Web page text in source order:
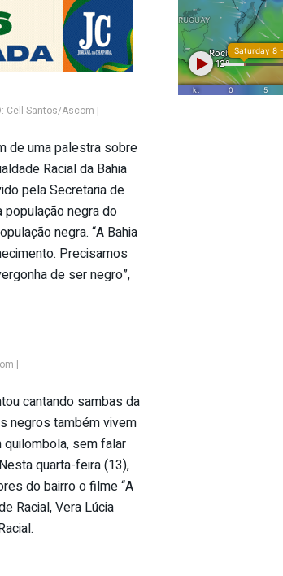
Cell Santos/Ascom |
de uma palestra sobre
Racial da Bahia
pela Secretaria de
negra do
negra. “A Bahia
Precisamos
de ser negro”,
|
cantando sambas da
negros também vivem
quilombola, sem falar
quarta-feira (13),
do bairro o filme “A
Racial, Vera Lúcia